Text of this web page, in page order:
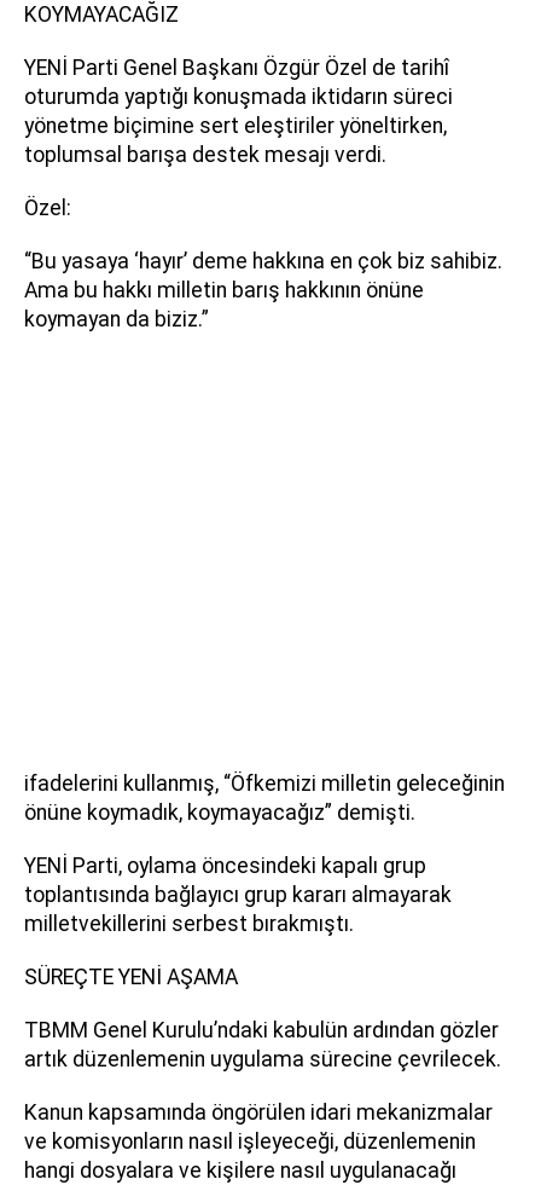
KOYMAYACAĞIZ
YENİ Parti Genel Başkanı Özgür Özel de tarihî
oturumda yaptığı konuşmada iktidarın süreci
yönetme biçimine sert eleştiriler yöneltirken,
toplumsal barışa destek mesajı verdi.
Özel:
“Bu yasaya ‘hayır’ deme hakkına en çok biz sahibiz.
Ama bu hakkı milletin barış hakkının önüne
koymayan da biziz.”
ifadelerini kullanmış, “Öfkemizi milletin geleceğinin
önüne koymadık, koymayacağız” demişti.
YENİ Parti, oylama öncesindeki kapalı grup
toplantısında bağlayıcı grup kararı almayarak
milletvekillerini serbest bırakmıştı.
SÜREÇTE YENİ AŞAMA
TBMM Genel Kurulu’ndaki kabulün ardından gözler
artık düzenlemenin uygulama sürecine çevrilecek.
Kanun kapsamında öngörülen idari mekanizmalar
ve komisyonların nasıl işleyeceği, düzenlemenin
hangi dosyalara ve kişilere nasıl uygulanacağı